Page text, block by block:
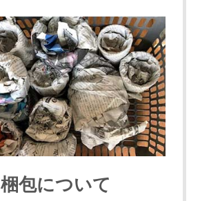
梱包について